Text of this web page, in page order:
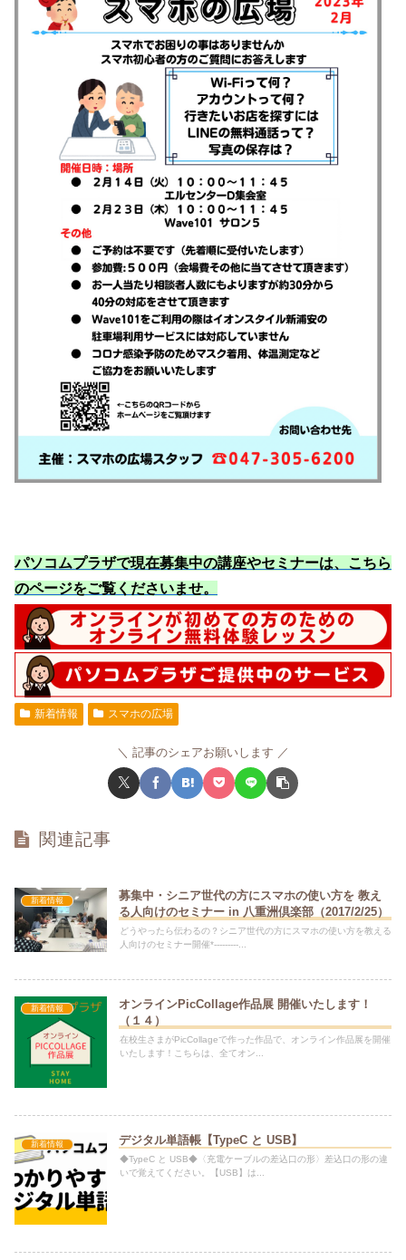
パソコムプラザで現在募集中の講座やセミナーは、こちら
のページをご覧くださいませ。
新着情報 スマホの広場
記事のシェアお願いします
関連記事
新着情報
募集中・シニア世代の方にスマホの使い方を 教え
る人向けのセミナー in 八重洲倶楽部（2017/2/25）
どうやったら伝わるの？シニア世代の方にスマホの使い方を教える
人向けのセミナー開催*---------...
新着情報
オンラインPicCollage作品展 開催いたします！
（１４）
在校生さまがPicCollageで作った作品で、オンライン作品展を開催
いたします！こちらは、全てオン...
新着情報 デジタル単語帳【TypeC と USB】
◆TypeC と USB◆〈充電ケーブルの差込口の形〉差込口の形の違
いで覚えてください。【USB】は...